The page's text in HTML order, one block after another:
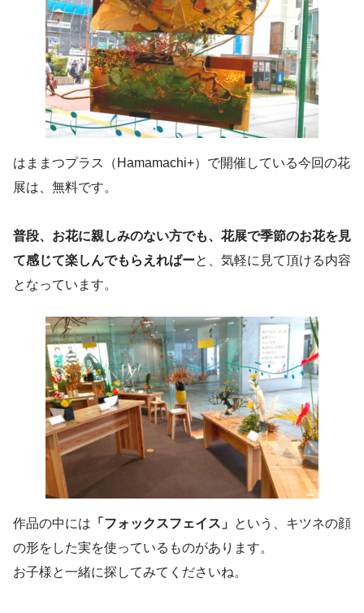
はままつプラス（Hamamachi+）で開催している今回の花
展は、無料です。
普段、お花に親しみのない方でも、花展で季節のお花を見
て感じて楽しんでもらえればーと、気軽に見て頂ける内容
となっています。
作品の中には 「フォックスフェイス」 という、キツネの顔
の形をした実を使っているものがあります。
お子様と一緒に探してみてくださいね。